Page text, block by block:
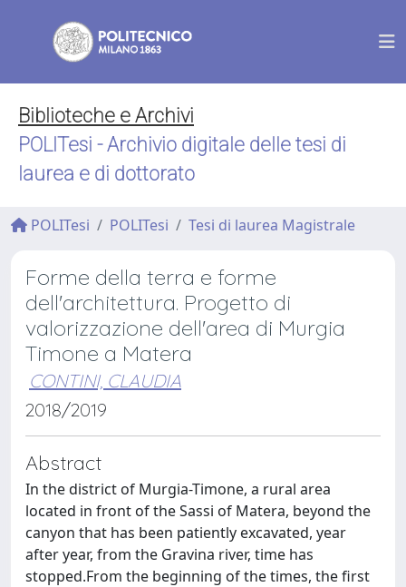
Biblioteche e Archivi
POLITesi - Archivio digitale delle tesi di
laurea e di dottorato
POLITesi POLITesi Tesi di laurea Magistrale
Forme della terra e forme
dell'architettura. Progetto di
valorizzazione dell'area di Murgia
Timone a Matera
CONTINI, CLAUDIA
2018/2019
Abstract
In the district of Murgia-Timone, a rural area
located in front of the Sassi of Matera, beyond the
canyon that has been patiently excavated, year
after year, from the Gravina river, time has
stopped.From the beginning of the times, the first